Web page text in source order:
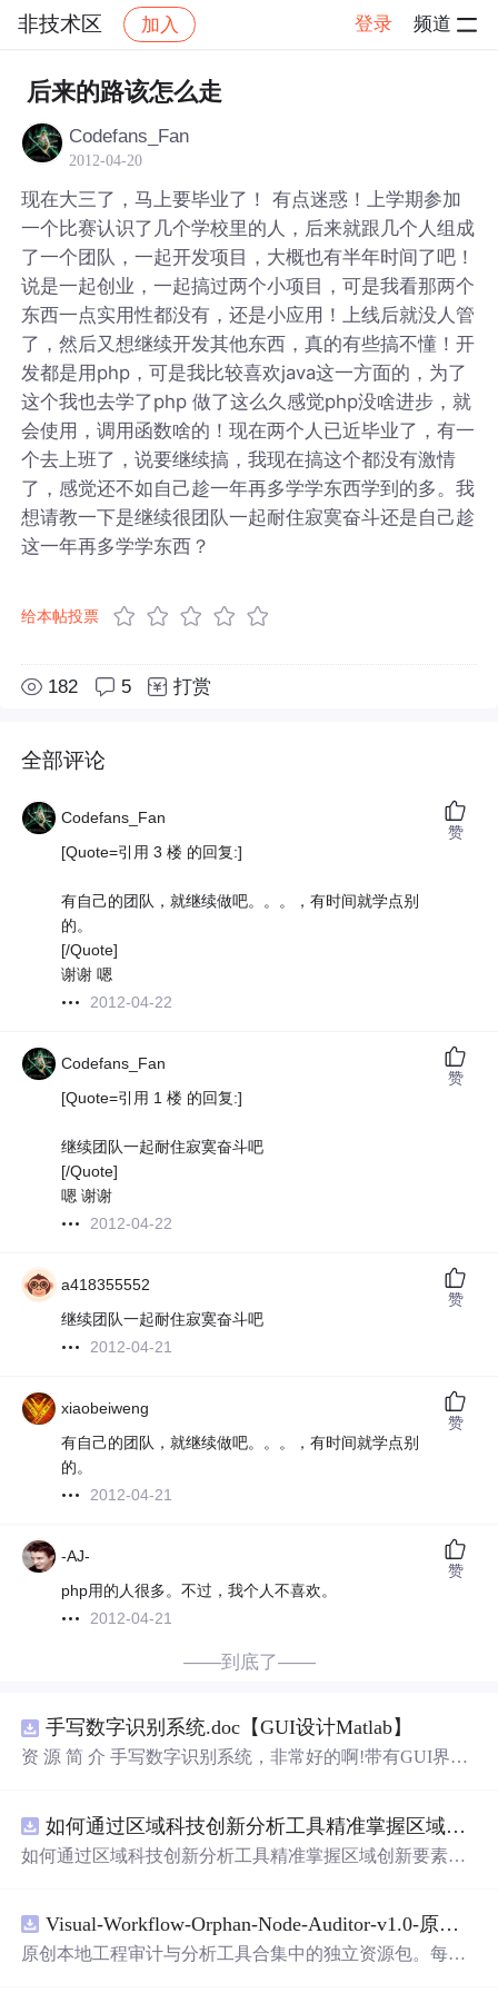
非技术区 加入 登录 频道
社区 非技术区 帖子详情
后来的路该怎么走
Codefans_Fan
2012-04-20
现在大三了，马上要毕业了！ 有点迷惑！上学期参加
一个比赛认识了几个学校里的人，后来就跟几个人组成
了一个团队，一起开发项目，大概也有半年时间了吧！
说是一起创业，一起搞过两个小项目，可是我看那两个
东西一点实用性都没有，还是小应用！上线后就没人管
了，然后又想继续开发其他东西，真的有些搞不懂！开
发都是用php，可是我比较喜欢java这一方面的，为了
这个我也去学了php 做了这么久感觉php没啥进步，就
会使用，调用函数啥的！现在两个人已近毕业了，有一
个去上班了，说要继续搞，我现在搞这个都没有激情
了，感觉还不如自己趁一年再多学学东西学到的多。我
想请教一下是继续很团队一起耐住寂寞奋斗还是自己趁
这一年再多学学东西？
给本帖投票
182 5 打赏
全部评论
Codefans_Fan
[Quote=引用 3 楼 的回复:]
有自己的团队，就继续做吧。。。，有时间就学点别
的。
[/Quote]
谢谢 嗯
2012-04-22
赞
Codefans_Fan
[Quote=引用 1 楼 的回复:]
继续团队一起耐住寂寞奋斗吧
[/Quote]
嗯 谢谢
2012-04-22
赞
a418355552
继续团队一起耐住寂寞奋斗吧
2012-04-21
赞
xiaobeiweng
有自己的团队，就继续做吧。。。，有时间就学点别
的。
2012-04-21
赞
-AJ-
php用的人很多。不过，我个人不喜欢。
2012-04-21
赞
——到底了——
手写数字识别系统.doc【GUI设计Matlab】
资 源 简 介 手写数字识别系统，非常好的啊!带有GUI界
带有直观的图形用户界面（GUI），非常容易使用。你只
需要将手写数字输入系统，它将立即给出准确的识别结
是一个非常方便和实用的工具，你一定会喜欢它的！
如何通过区域科技创新分析工具精准掌握区域创新要素分布与产业链融合现状？.docx
如何通过区域科技创新分析工具精准掌握区域创新要素分
Visual-Workflow-Orphan-Node-Auditor-v1.0-原创源码与文档.zip
原创本地工程审计与分析工具合集中的独立资源包。每个